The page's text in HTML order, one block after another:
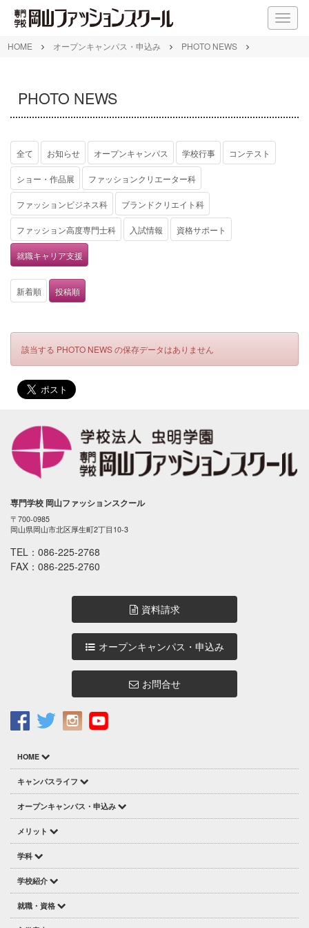
M
E
HOME オープンキャンパス・申込み PHOTO NEWS
PHOTO NEWS
全て お知らせ オープンキャンパス 学校行事 コンテスト
ショー・作品展 ファッションクリエーター科
ファッションビジネス科 ブランドクリエイト科
ファッション高度専門士科 入試情報 資格サポート
就職キャリア支援
新着順 投稿順
該当する PHOTO NEWS の保存データはありません
専門学校 岡山ファッションスクール
〒700-0985
岡山県岡山市北区厚生町2丁目10-3
TEL： 086-225-2768
FAX：086-225-2760
資料請求
オープンキャンパス・申込み
お問合せ
HOME
キャンパスライフ
オープンキャンパス・申込み
メリット
学科
学校紹介
就職・資格